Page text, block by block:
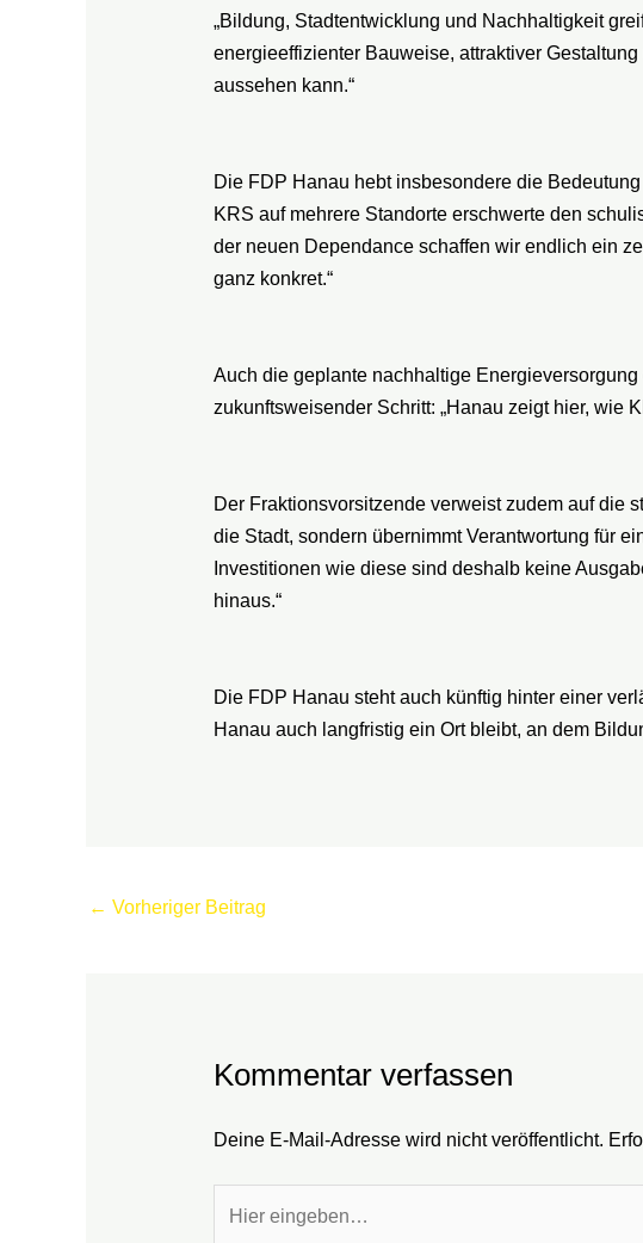
„Bildung, Stadtentwicklung und Nachhaltigkeit
energieeffizienter Bauweise, attraktiver
aussehen kann.“
Die FDP Hanau hebt insbesondere die
KRS auf mehrere Standorte erschwerte den
der neuen Dependance schaffen wir endlich ein
ganz konkret.“
Auch die geplante nachhaltige
zukunftsweisender Schritt: „Hanau zeigt hier, wie
Der Fraktionsvorsitzende verweist zudem auf die
die Stadt, sondern übernimmt Verantwortung für
Investitionen wie diese sind deshalb keine
hinaus.“
Die FDP Hanau steht auch künftig hinter einer
Hanau auch langfristig ein Ort bleibt, an dem
← Vorheriger Beitrag
Kommentar verfassen
Deine E-Mail-Adresse wird nicht veröffentlicht.
eingeben…